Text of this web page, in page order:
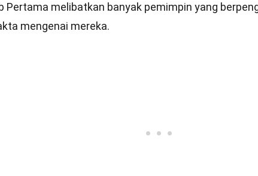
Pertama melibatkan banyak pemimpin yang
mengenai mereka.